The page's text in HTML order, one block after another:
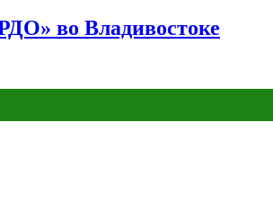
во Владивостоке